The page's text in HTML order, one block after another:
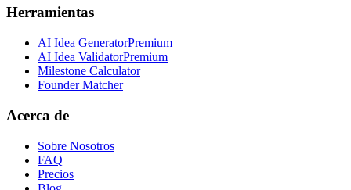
Herramientas
AI Idea GeneratorPremium
AI Idea ValidatorPremium
Milestone Calculator
Founder Matcher
Acerca de
Sobre Nosotros
FAQ
Precios